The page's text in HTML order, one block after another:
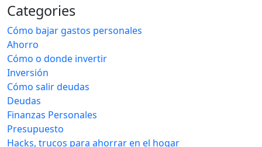
Categories
Cómo bajar gastos personales
Ahorro
Cómo o donde invertir
Inversión
Cómo salir deudas
Deudas
Finanzas Personales
Presupuesto
Hacks, trucos para ahorrar en el hogar